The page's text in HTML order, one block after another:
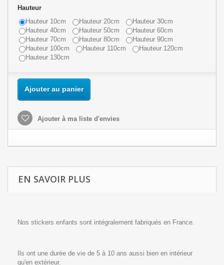
Hauteur
Hauteur 10cm
Hauteur 20cm
Hauteur 30cm
Hauteur 40cm
Hauteur 50cm
Hauteur 60cm
Hauteur 70cm
Hauteur 80cm
Hauteur 90cm
Hauteur 100cm
Hauteur 110cm
Hauteur 120cm
Hauteur 130cm
Ajouter au panier
Ajouter à ma liste d'envies
EN SAVOIR PLUS
Nos stickers enfants sont intégralement fabriqués en France.
Ils ont une durée de vie de 5 à 10 ans aussi bien en intérieur
qu'en extérieur.